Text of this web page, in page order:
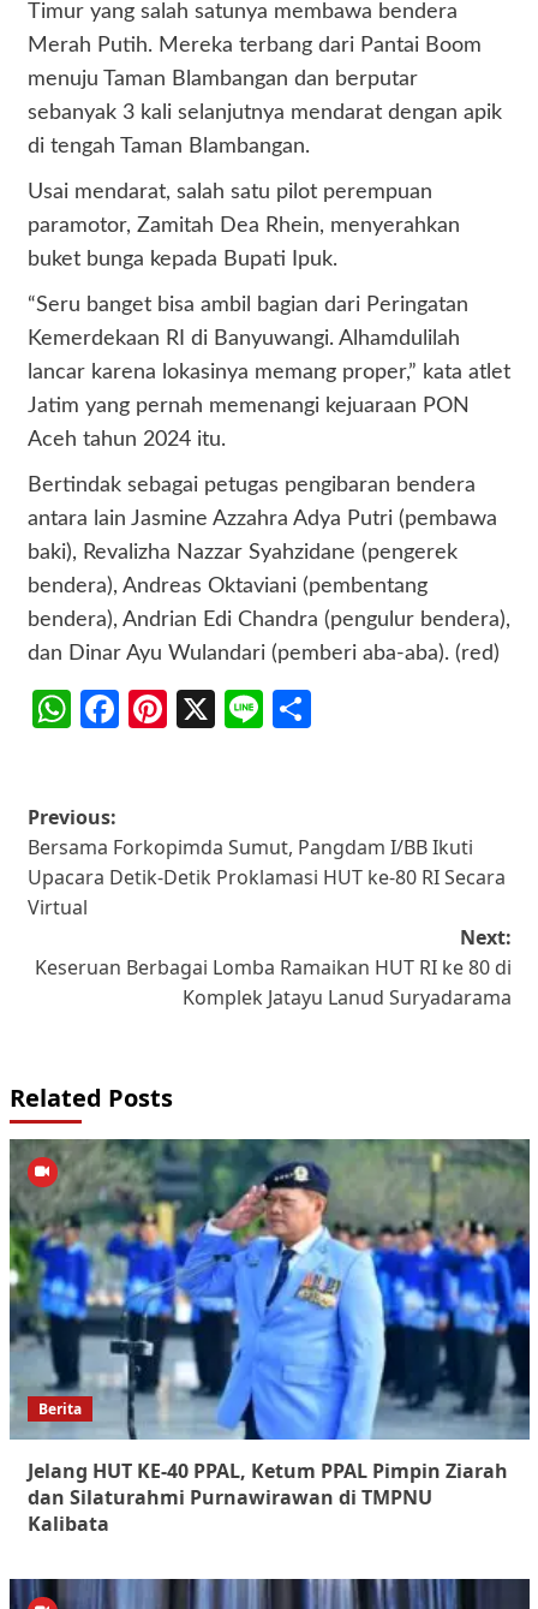
Timur yang salah satunya membawa bendera
Merah Putih. Mereka terbang dari Pantai Boom
menuju Taman Blambangan dan berputar
sebanyak 3 kali selanjutnya mendarat dengan apik
di tengah Taman Blambangan.
Usai mendarat, salah satu pilot perempuan
paramotor, Zamitah Dea Rhein, menyerahkan
buket bunga kepada Bupati Ipuk.
“Seru banget bisa ambil bagian dari Peringatan
Kemerdekaan RI di Banyuwangi. Alhamdulilah
lancar karena lokasinya memang proper,” kata atlet
Jatim yang pernah memenangi kejuaraan PON
Aceh tahun 2024 itu.
Bertindak sebagai petugas pengibaran bendera
antara lain Jasmine Azzahra Adya Putri (pembawa
baki), Revalizha Nazzar Syahzidane (pengerek
bendera), Andreas Oktaviani (pembentang
bendera), Andrian Edi Chandra (pengulur bendera),
dan Dinar Ayu Wulandari (pemberi aba-aba). (red)
WhatsApp
Facebook
Pinterest
X Line
Post
navigation
Previous:
Bersama Forkopimda Sumut, Pangdam I/BB Ikuti
Upacara Detik-Detik Proklamasi HUT ke-80 RI Secara
Virtual
Next:
Keseruan Berbagai Lomba Ramaikan HUT RI ke 80 di
Komplek Jatayu Lanud Suryadarama
Related Posts
Berita
Jelang HUT KE-40 PPAL, Ketum PPAL Pimpin Ziarah
dan Silaturahmi Purnawirawan di TMPNU
Kalibata